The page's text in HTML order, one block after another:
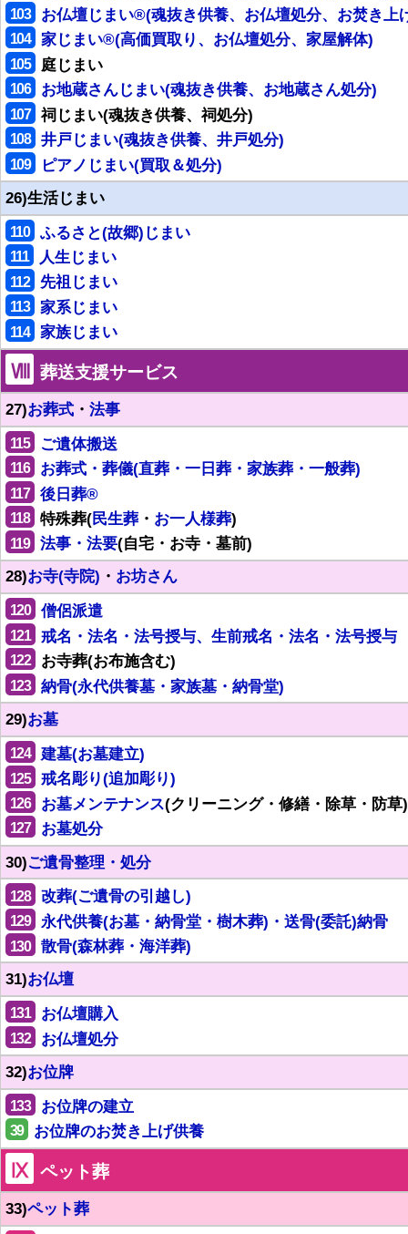
103 お仏壇じまい®(魂抜き供養、お仏壇処分、お焚き上
104 家じまい®(高価買取り、お仏壇処分、家屋解体)
105 庭じまい
106 お地蔵さんじまい(魂抜き供養、お地蔵さん処分)
107 祠じまい(魂抜き供養、祠処分)
108 井戸じまい(魂抜き供養、井戸処分)
109
ピアノじまい(買取＆処分)
26)生活じまい
110 ふるさと(故郷)じまい
111 人生じまい
112 先祖じまい
113 家系じまい
114 家族じまい
Ⅷ 葬送支援サービス
27)お葬式・ 法事
115 ご遺体搬送
116 お葬式・葬儀(直葬・一日葬・家族葬・一般葬)
117 後日葬®
118 特殊葬(民生葬・ お一人様葬)
119 法事・法要(自宅・お寺・墓前)
28)お寺(寺院) ・ お坊さん
120 僧侶派遣
121 戒名・法名・法号授与、生前戒名・法名・法号授与
122 お寺葬(お布施含む)
123
納骨(永代供養墓・家族墓・納骨堂)
29)お墓
124 建墓(お墓建立)
125 戒名彫り(追加彫り)
126 お墓メンテナンス(クリーニング・修繕・除草・防草)
127
お墓処分
30)ご遺骨整理・処分
128 改葬(ご遺骨の引越し)
129 永代供養(お墓・納骨堂・樹木葬)・送骨(委託)納骨
130
散骨(森林葬・海洋葬)
31)お仏壇
131 お仏壇購入
132
お仏壇処分
32)お位牌
133 お位牌の建立
39 お位牌のお焚き上げ供養
Ⅸ ペット葬
33)ペット葬